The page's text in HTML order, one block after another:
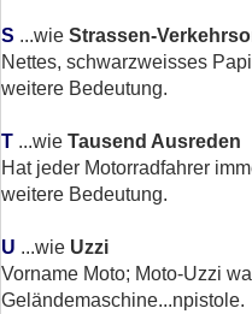
S ...wie Strassen-
Nettes, schwarzweisses
weitere Bedeutung.
T ...wie Tausend Ausreden
Hat jeder Motorradfahrer
weitere Bedeutung.
U ...wie Uzzi
Vorname Moto; Moto-Uzzi
Geländemaschine...npistole.